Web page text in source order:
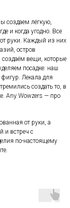
создаем лёгкую,
и когда угодно. Все
руки. Каждый из них
остров
вещи, которые
посадке: наш
Лекала для
создать то, в
Any Wowzers — про
от руки, а
и встреч с
по-настоящему